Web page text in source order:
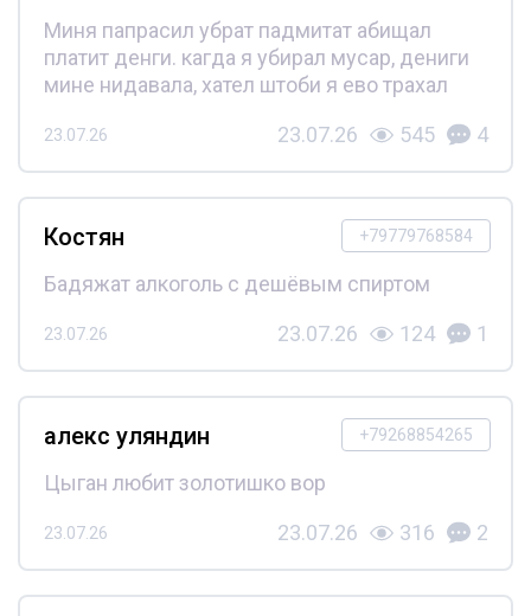
Миня папрасил убрат падмитат абищал
платит денги. кагда я убирал мусар, дениги
мине нидавала, хател штоби я ево трахал
23.07.26 23.07.26 545 4
+79779768584
Костян
Бадяжат алкоголь с дешёвым спиртом
23.07.26 23.07.26 124 1
+79268854265
алекс уляндин
Цыган любит золотишко вор
23.07.26 23.07.26 316 2